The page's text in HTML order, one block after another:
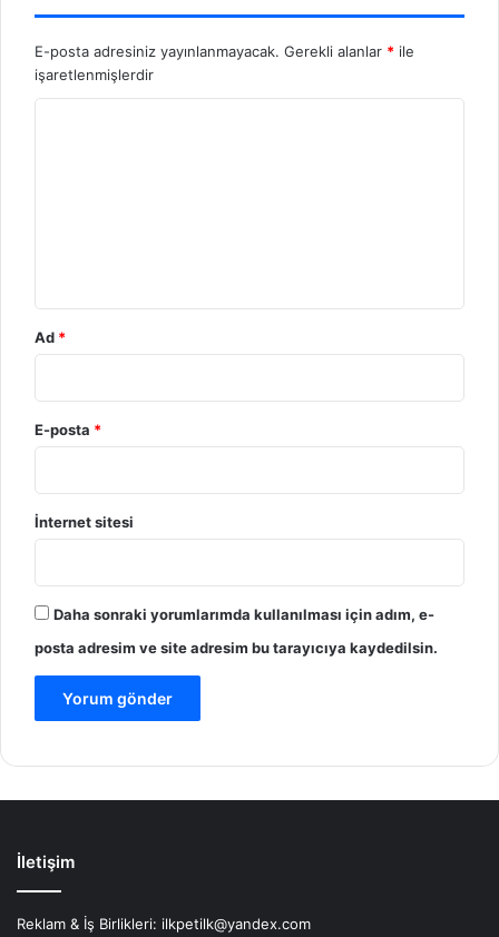
E-posta adresiniz yayınlanmayacak. Gerekli alanlar * ile
işaretlenmişlerdir
Ad *
E-posta *
İnternet sitesi
Daha sonraki yorumlarımda kullanılması için adım, e-
posta adresim ve site adresim bu tarayıcıya kaydedilsin.
İletişim
Reklam & İş Birlikleri: ilkpetilk@yandex.com